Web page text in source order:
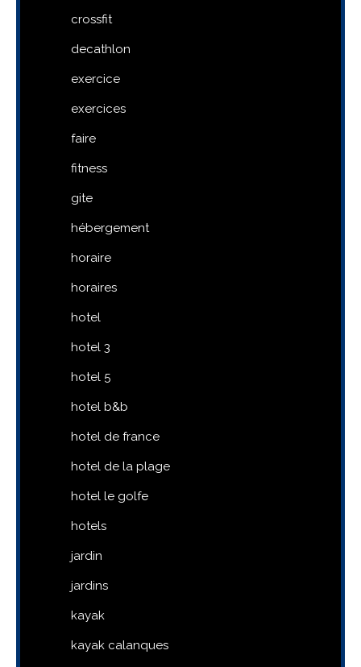
crossfit
decathlon
exercice
exercices
faire
fitness
gite
hébergement
horaire
horaires
hotel
hotel 3
hotel 5
hotel b&b
hotel de france
hotel de la plage
hotel le golfe
hotels
jardin
jardins
kayak
kayak calanques